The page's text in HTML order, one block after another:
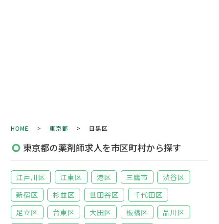
HOME > 東京都 > 目黒区
東京都の薬剤師求人を市区町村から探す
江戸川区 江東区 港区 三鷹市
渋谷区
新宿区
杉並区 世田谷区
千代田区
足立区
台東区 大田区 板橋区
品川区